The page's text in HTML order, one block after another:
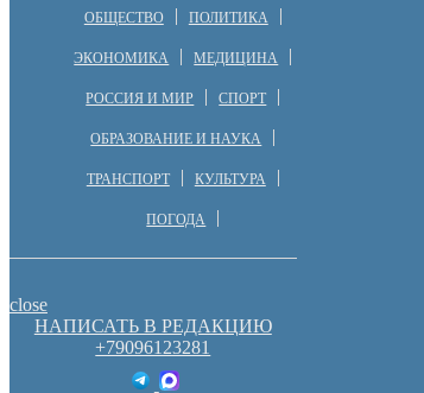
ОБЩЕСТВО ПОЛИТИКА
ЭКОНОМИКА МЕДИЦИНА
РОССИЯ И МИР СПОРТ
ОБРАЗОВАНИЕ И НАУКА
ТРАНСПОРТ КУЛЬТУРА
ПОГОДА
close
НАПИСАТЬ В РЕДАКЦИЮ
+79096123281